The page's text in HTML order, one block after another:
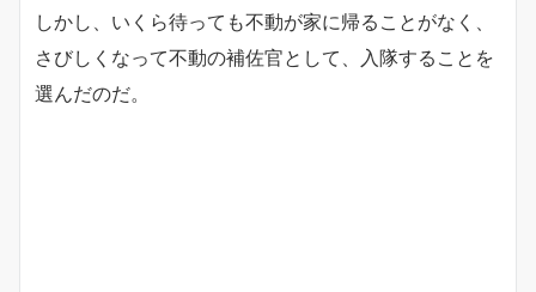
しかし、いくら待っても不動が家に帰ることがなく、
さびしくなって不動の補佐官として、入隊することを
選んだのだ。